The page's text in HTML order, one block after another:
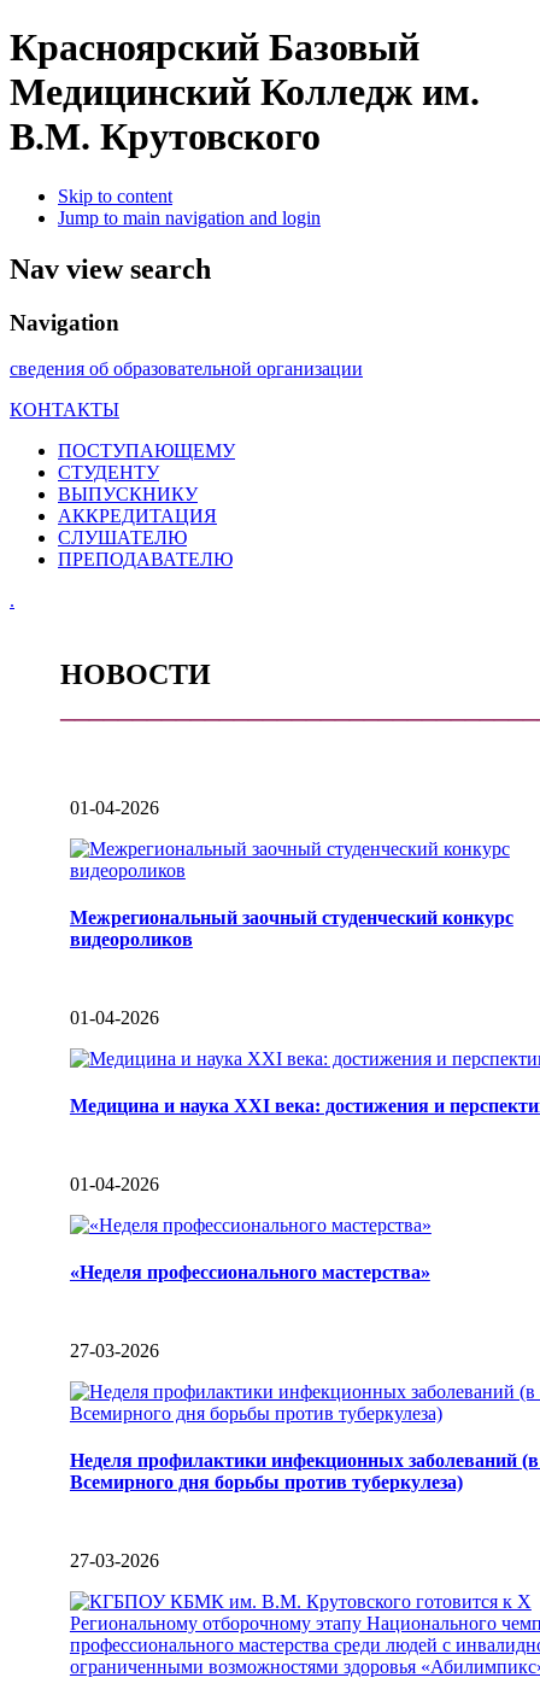
Красноярский Базовый
Медицинский Колледж им.
В.М. Крутовского
Skip to content
Jump to main navigation and login
Nav view search
Navigation
сведения об образовательной организации
КОНТАКТЫ
ПОСТУПАЮЩЕМУ
СТУДЕНТУ
ВЫПУСКНИКУ
АККРЕДИТАЦИЯ
СЛУШАТЕЛЮ
ПРЕПОДАВАТЕЛЮ
.
НОВОСТИ
01-04-2026
Межрегиональный заочный студенческий конкурс
видеороликов
01-04-2026
Медицина и наука XXI века: достижения и
01-04-2026
«Неделя профессионального мастерства»
27-03-2026
Неделя профилактики инфекционных заболеваний (в
Всемирного дня борьбы против туберкулеза)
27-03-2026